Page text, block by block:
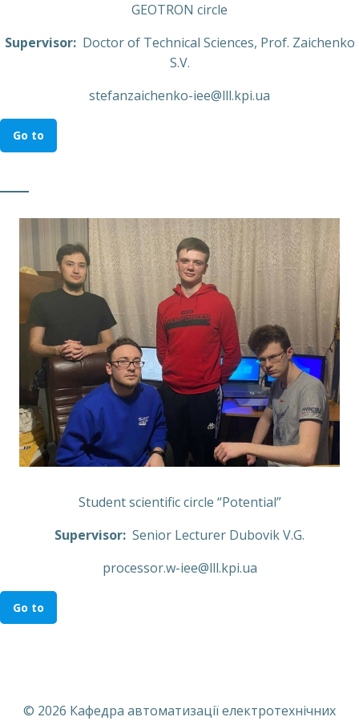
GEOTRON circle
Supervisor:Doctor of Technical Sciences, Prof. Zaichenko
S.V.
stefanzaichenko-iee@lll.kpi.ua
Go to
Student scientific circle “Potential”
Supervisor: Senior Lecturer Dubovik V.G.
processor.w-iee@lll.kpi.ua
Go to
© 2026 Кафедра автоматизації електротехнічних